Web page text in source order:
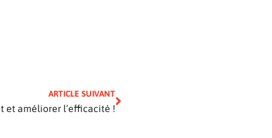
ARTICLE SUIVANT
et améliorer l’efficacité !